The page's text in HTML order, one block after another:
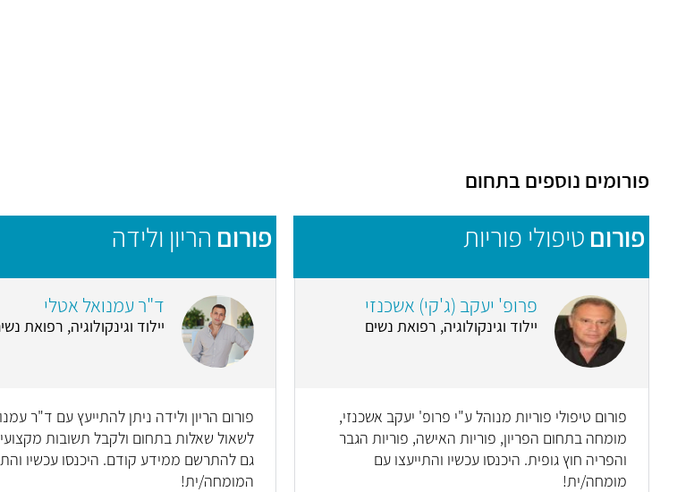
פורומים נוספים בתחום
פורום טיפולי פוריות
פרופ' יעקב (ג'קי) אשכנזי
יילוד וגינקולוגיה, רפואת נשים
פורום טיפולי פוריות מנוהל ע"י פרופ' יעקב אשכנזי,
מומחה בתחום הפריון, פוריות האישה, פוריות הגבר
והפריה חוץ גופית. היכנסו עכשיו והתייעצו עם
מומחה/ית!
פורום הריון ולידה
ד"ר עמנואל אטלי
יילוד וגינקולוגיה, רפואת
פורום הריון ולידה ניתן להתייעץ עם ד"ר
לשאול שאלות בתחום ולקבל תשובות
גם להתרשם ממידע קודם. היכנסו עכשיו
המומחה/ית!